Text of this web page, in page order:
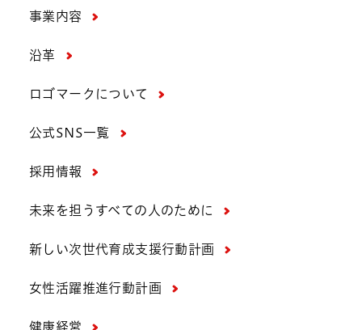
事業内容
沿革
ロゴマークについて
公式SNS一覧
採用情報
未来を担うすべての人のために
新しい次世代育成支援行動計画
女性活躍推進行動計画
健康経営